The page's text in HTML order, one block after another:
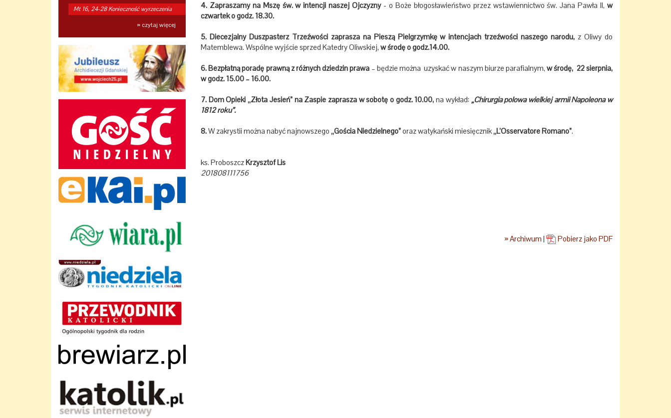
Mt 16, 24-28 Konieczność wyrzeczenia
» czytaj więcej
4. Zapraszamy na Mszę św. w intencji naszej Ojczyzny- o Boże błogosławieństwo przez wstawiennictwo św. Jana Pawła II,w
czwartek o godz. 18.30.
5. Diecezjalny Duszpasterz Trzeźwości zaprasza na Pieszą Pielgrzymkę w intencjach trzeźwości naszego narodu, z Oliwy do
Matemblewa. Wspólne wyjście sprzed Katedry Oliwskiej, w środę o godz.14.00.
6. Bezpłatną poradę prawną z różnych dziedzin prawa – będzie można uzyskać w naszym biurze parafialnym,w środę, 22 sierpnia,
w godz. 15.00 – 16.00.
7. Dom Opieki „Złota Jesień” na Zaspie zaprasza w sobotę o godz. 10.00, na wykład: „Chirurgia polowa wielkiej armii Napoleona w
1812 roku”.
8.W zakrystii można nabyć najnowszego „Gościa Niedzielnego”oraz watykański miesięcznik„L’Osservatore Romano”.
ks. ProboszczKrzysztof Lis
201808111756
» Archiwum | Pobierz jako PDF